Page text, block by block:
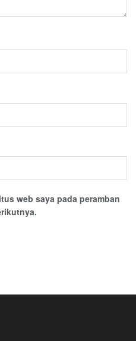
web saya pada peramban